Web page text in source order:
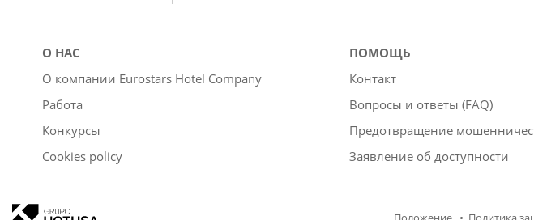
О НАС
О компании Eurostars Hotel Company
Работа
Kонкурсы
Cookies policy
ПОМОЩЬ
Контакт
Вопросы и ответы (FAQ)
Предотвращение
Заявление об доступности